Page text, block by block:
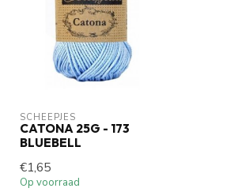
SCHEEPJES
CATONA 25G - 173
BLUEBELL
€1,65
Op voorraad